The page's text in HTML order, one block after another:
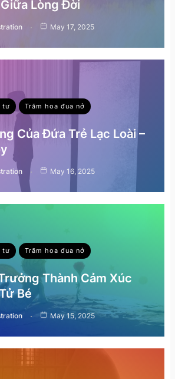
Lòng Đời
May 17, 2025
tư Trăm hoa đua nở
Của Đứa Trẻ Lạc Loài –
May 16, 2025
tư Trăm hoa đua nở
Thành Cảm Xúc
Bé
May 15, 2025